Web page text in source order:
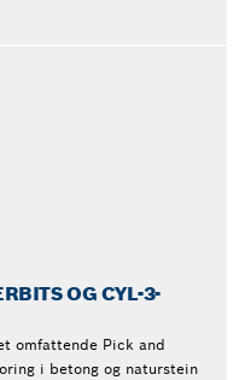
OG CYL-3-
omfattende Pick and
i betong og naturstein